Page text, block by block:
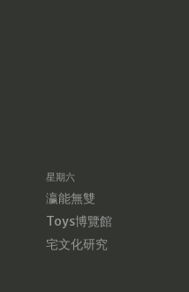
星期六
瀛能無雙
Toys博覽館
宅文化研究